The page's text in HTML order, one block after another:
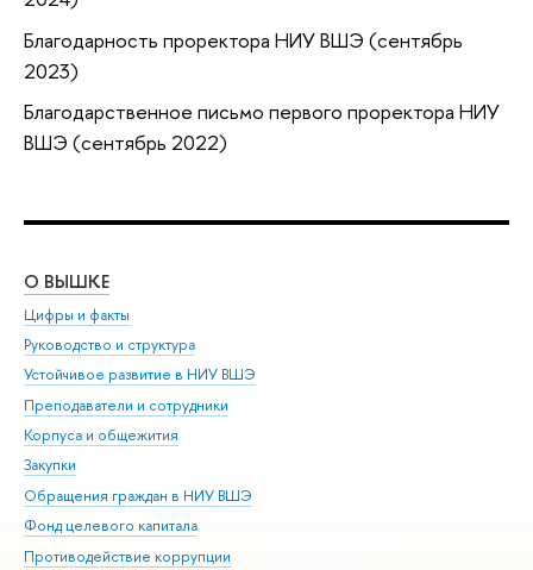
Благодарность проректора НИУ ВШЭ (сентябрь
2023)
Благодарственное письмо первого проректора НИУ
ВШЭ (сентябрь 2022)
О ВЫШКЕ
Цифры и факты
Руководство и структура
Устойчивое развитие в НИУ ВШЭ
Преподаватели и сотрудники
Корпуса и общежития
Закупки
Обращения граждан в НИУ ВШЭ
Фонд целевого капитала
Противодействие коррупции